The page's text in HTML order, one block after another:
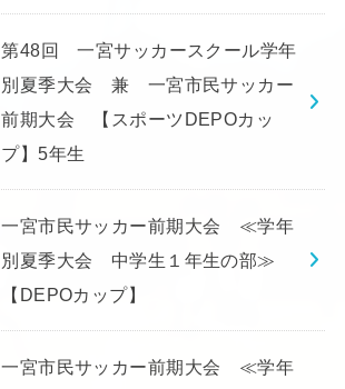
第48回 一宮サッカースクール学年
別夏季大会 兼 一宮市民サッカー
前期大会 【スポーツDEPOカッ
プ】5年生
一宮市民サッカー前期大会 ≪学年
別夏季大会 中学生１年生の部≫
【DEPOカップ】
一宮市民サッカー前期大会 ≪学年